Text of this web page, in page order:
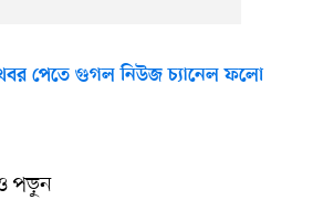
পেতে গুগল নিউজ চ্যানেল ফলো
পড়ুন